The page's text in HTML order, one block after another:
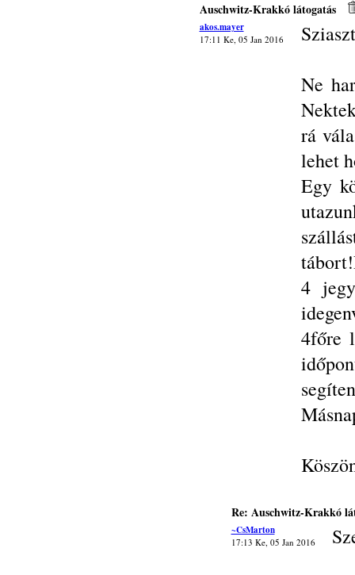
Auschwitz-Krakkó látogatás
akos.mayer
17:11 Ke, 05 Jan 2016
Ne
rá
lehet
Egy
4
4főre
Re: Auschwitz-Krakkó
~CsMarton
17:13 Ke, 05 Jan 2016